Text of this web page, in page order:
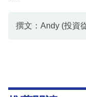
撰文：Andy (投資